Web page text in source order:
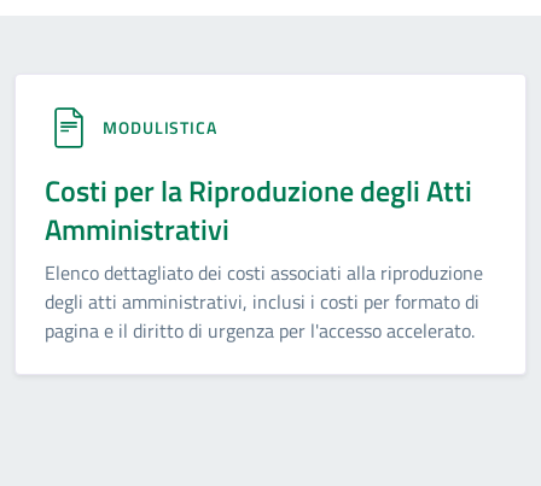
MODULISTICA
Costi per la Riproduzione degli Atti
Amministrativi
Elenco dettagliato dei costi associati alla riproduzione
degli atti amministrativi, inclusi i costi per formato di
pagina e il diritto di urgenza per l'accesso accelerato.